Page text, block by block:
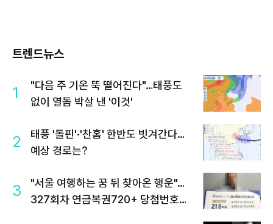
트렌드뉴스
1
"다음 주 기온 뚝 떨어진다"…태풍도
없이 열돔 박살 낸 '이것'
2
태풍 '돌핀'·'찬홈' 한반도 빗겨간다…
예상 경로는?
3
"서울 여행하는 꿈 뒤 찾아온 행운"…
327회차 연금복권720+ 당첨번호조